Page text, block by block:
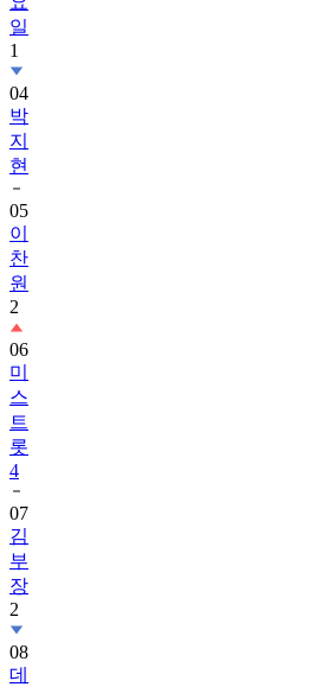
일
1
04
박
지
현
05
이
찬
원
2
06
미
스
트
롯
4
07
김
부
장
2
08
데